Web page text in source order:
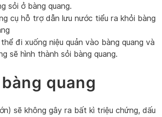
sỏi ở bàng quang.
cụ hỗ trợ dẫn lưu nước tiểu ra khỏi bàng
đi xuống niệu quản vào bàng quang và
sẽ hình thành sỏi bàng quang.
quang
sẽ không gây ra bất kì triệu chứng, dấu